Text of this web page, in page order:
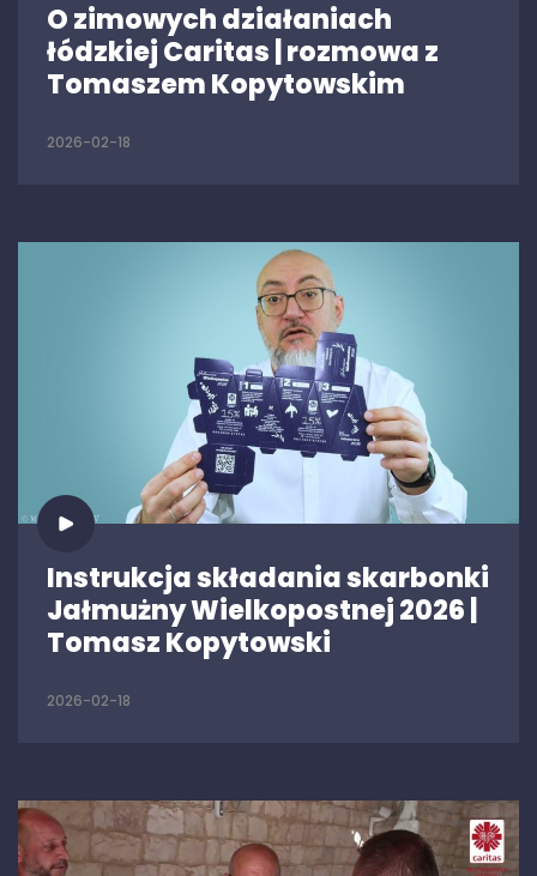
O zimowych działaniach
łódzkiej Caritas | rozmowa z
Tomaszem Kopytowskim
2026-02-18
Instrukcja składania skarbonki
Jałmużny Wielkopostnej 2026 |
Tomasz Kopytowski
2026-02-18